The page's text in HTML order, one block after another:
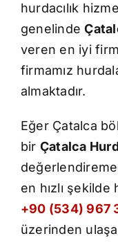
Hakkımızda
Blog
İletişim
hurdacılık
genelinde
veren en iyi
firmamız
almaktadır.
Eğer Çatalca
bir Çatalca
en hızlı
+90 (534) 967
üzerinden